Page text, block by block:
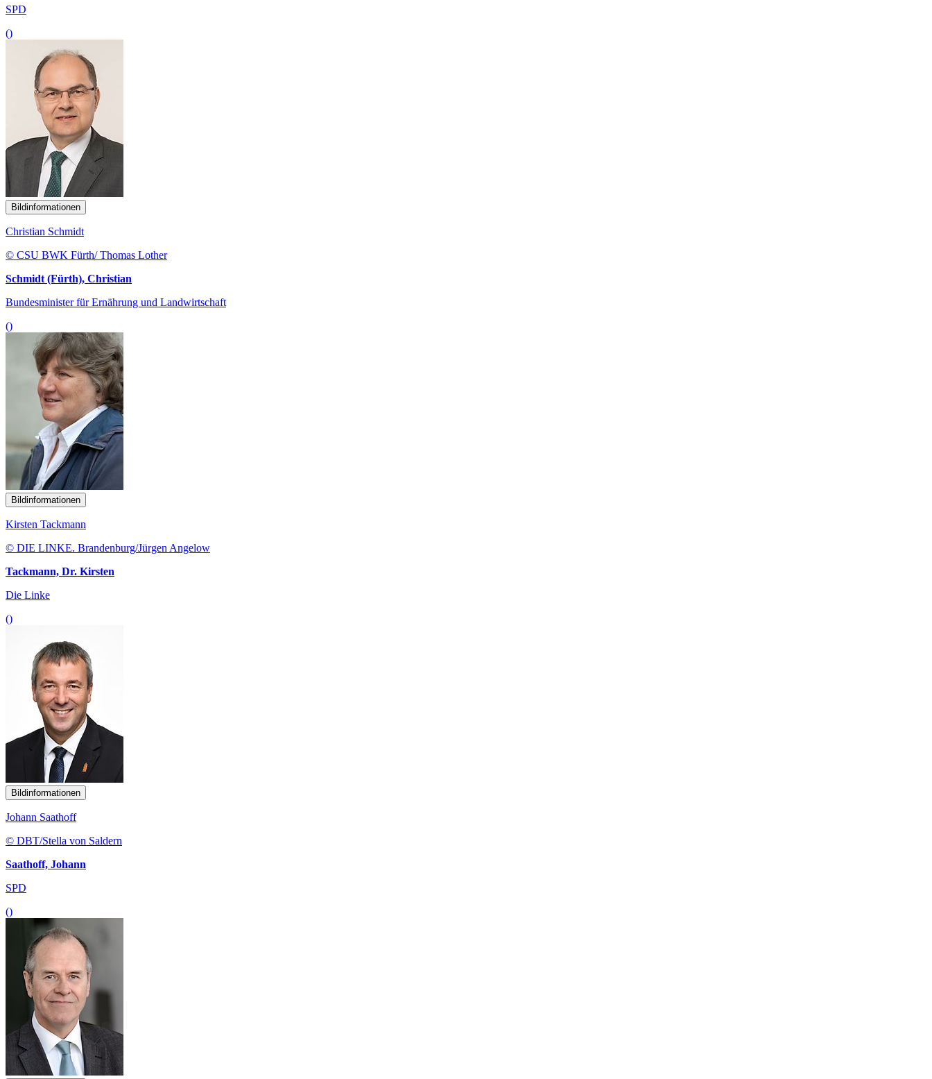
SPD
()
Bildinformationen
Christian Schmidt
© CSU BWK Fürth/ Thomas Lother
Schmidt (Fürth), Christian
Bundesminister für Ernährung und Landwirtschaft
()
Bildinformationen
Kirsten Tackmann
© DIE LINKE. Brandenburg/Jürgen Angelow
Tackmann, Dr. Kirsten
Die Linke
()
Bildinformationen
Johann Saathoff
© DBT/Stella von Saldern
Saathoff, Johann
SPD
()